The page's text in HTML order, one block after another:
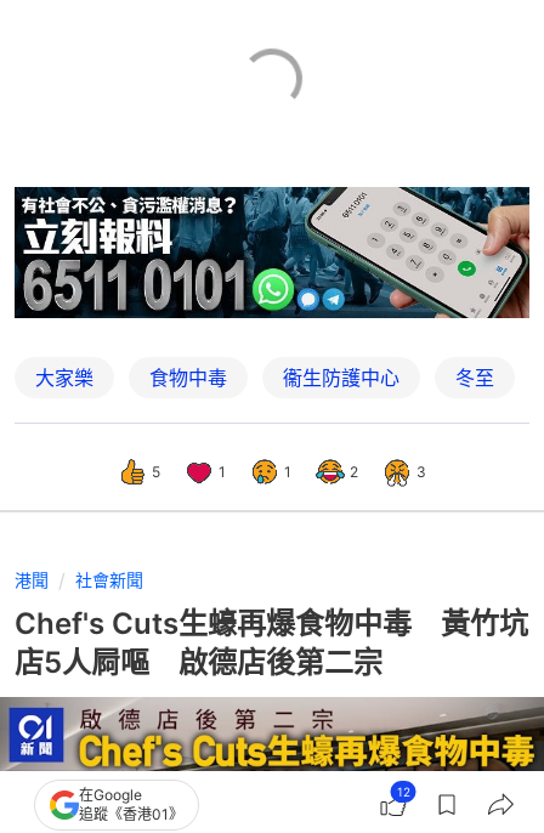
大家樂 食物中毒 衞生防護中心 冬至
5 1 1 2 3
港聞 社會新聞
Chef's Cuts生蠔再爆食物中毒 黃竹坑
店5人屙嘔 啟德店後第二宗
在Google
追蹤《香港01》
12